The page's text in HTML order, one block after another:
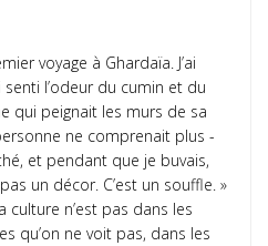
voyage à Ghardaïa. J’ai
senti l’odeur du cumin et du
qui peignait les murs de sa
ne comprenait plus -
et pendant que je buvais,
un décor. C’est un souffle. »
culture n’est pas dans les
qu’on ne voit pas, dans les